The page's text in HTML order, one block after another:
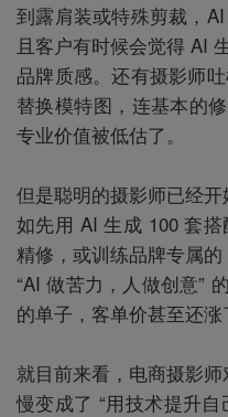
到露肩装或特殊剪裁，
且客户有时候会觉得 AI
品牌质感。还有摄影师
替换模特图，连基本的
专业价值被低估了。
但是聪明的摄影师已经
如先用 AI 生成 100 套
精修，或训练品牌专属
“AI 做苦力，人做创意”
的单子，客单价甚至还涨
就目前来看，电商摄影
慢变成了 “用技术提升